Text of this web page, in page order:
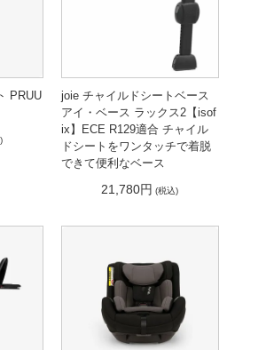
PRUU
joie チャイルドシートベース
アイ・ベース ラックス2【isof
ix】ECE R129適合 チャイル
ドシートをワンタッチで着脱
できて便利なベース
21,780円 (税込)